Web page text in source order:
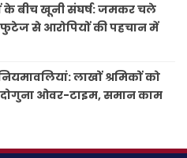
के बीच खूनी संघर्ष: जमकर चले
फुटेज से आरोपियों की पहचान में
लाखों श्रमिकों को
ओवर-टाइम, समान काम